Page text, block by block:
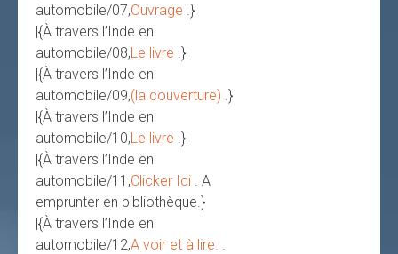
automobile/07,Ouvrage .}
|{À travers l’Inde en
automobile/08,Le livre .}
|{À travers l’Inde en
automobile/09,(la couverture) .}
|{À travers l’Inde en
automobile/10,Le livre .}
|{À travers l’Inde en
automobile/11,Clicker Ici
. A
emprunter en bibliothèque.}
|{À travers l’Inde en
automobile/12,A voir et à lire.